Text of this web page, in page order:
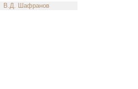
В.Д. Шафранов